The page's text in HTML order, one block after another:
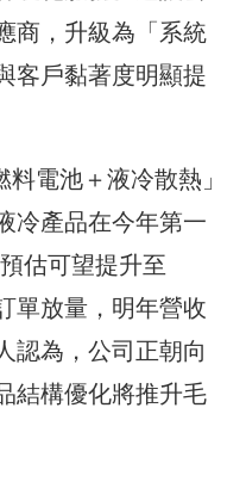
商，升級為「系統
客戶黏著度明顯提
電池＋液冷散熱」
冷產品在今年第一
估可望提升至
單放量，明年營收
認為，公司正朝向
結構優化將推升毛